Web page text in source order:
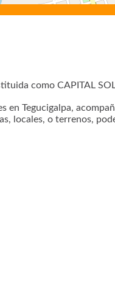
como CAPITAL
Tegucigalpa,
locales, o terrenos,